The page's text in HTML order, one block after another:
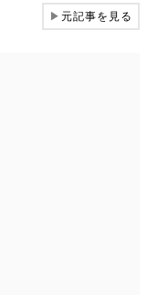
▶元記事を見る